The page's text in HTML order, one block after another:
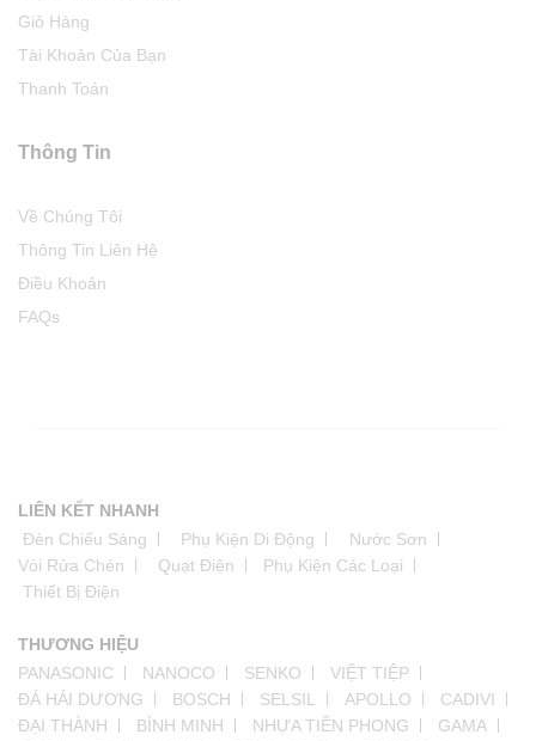
Giỏ Hàng
Tài Khoản Của Bạn
Thanh Toán
Thông Tin
Về Chúng Tôi
Thông Tin Liên Hệ
Điều Khoản
FAQs
LIÊN KẾT NHANH
Đèn Chiếu Sáng
Phụ Kiện Di Động
Nước Sơn
Vòi Rửa Chén
Quạt Điện
Phụ Kiện Các Loại
Thiết Bị Điện
THƯƠNG HIỆU
PANASONIC
NANOCO SENKO
VIỆT TIỆP
ĐÁ HẢI DƯƠNG
BOSCH SELSIL APOLLO
CADIVI
ĐẠI THÀNH
BÌNH MINH NHỰA TIỀN PHONG
GAMA